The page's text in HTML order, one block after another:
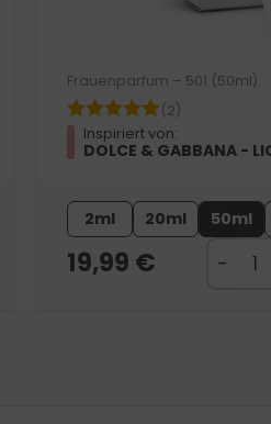
Frauenparfum – 501 (50ml)
(2)
Inspiriert von:
DOLCE & GABBANA -
2ml 20ml 50ml
19,99 €